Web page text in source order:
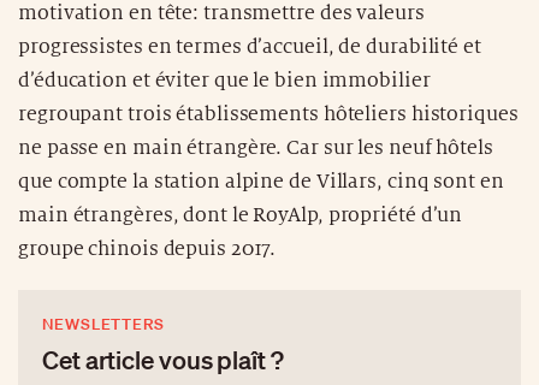
motivation en tête: transmettre des valeurs
progressistes en termes d’accueil, de durabilité et
d’éducation et éviter que le bien immobilier
regroupant trois établissements hôteliers historiques
ne passe en main étrangère. Car sur les neuf hôtels
que compte la station alpine de Villars, cinq sont en
main étrangères, dont le RoyAlp, propriété d’un
groupe chinois depuis 2017.
NEWSLETTERS
Cet article vous plaît ?